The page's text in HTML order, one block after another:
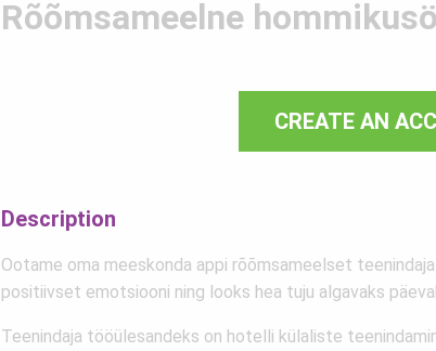
Rõõmsameelne
CREATE AN
Description
Ootame oma meeskonda appi rõõmsameelset
positiivset emotsiooni ning looks hea tuju algavaks
Teenindaja tööülesandeks on hotelli külaliste